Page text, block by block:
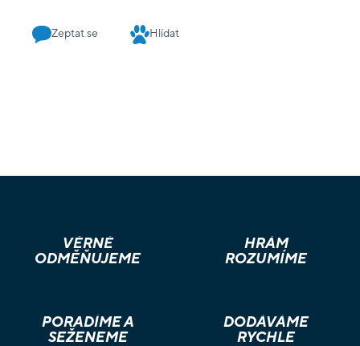
Zeptat se Hlídat
VĚRNÉ
ODMĚŇUJEME
HRÁM
ROZUMÍME
PORADÍME A
SEŽENEME
DODÁVÁME
RYCHLE